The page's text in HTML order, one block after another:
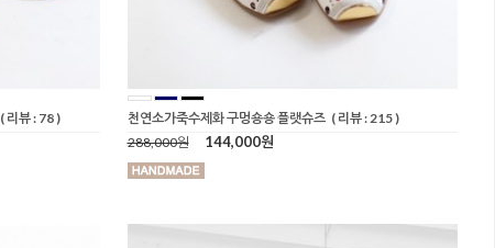
( 리뷰 : 78 )
천연소가죽수제화 구멍숑숑 플랫슈즈 ( 리뷰 : 215 )
288,000원
144,000원